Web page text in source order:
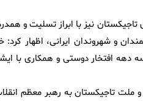
تاجیکستان نیز با ابراز تسلیت
و شهروندان ایرانی، اظهار
افتخار دوستی و همکاری با
تاجیکستان به رهبر معظم